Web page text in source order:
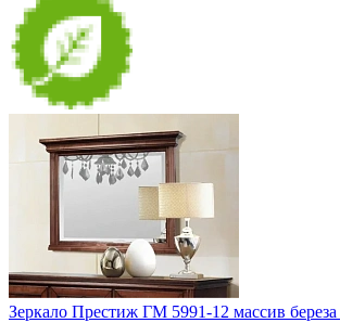
Зеркало Престиж ГМ 5991-12 массив